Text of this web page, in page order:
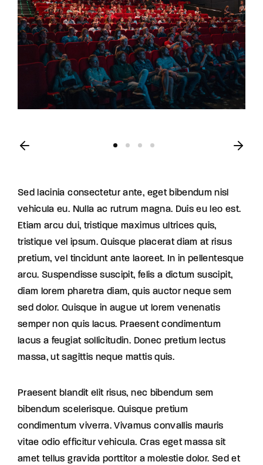
Sed lacinia consectetur ante, eget bibendum nisl
vehicula eu. Nulla ac rutrum magna. Duis eu leo est.
Etiam arcu dui, tristique maximus ultrices quis,
tristique vel ipsum. Quisque placerat diam at risus
pretium, vel tincidunt ante laoreet. In in pellentesque
arcu. Suspendisse suscipit, felis a dictum suscipit,
diam lorem pharetra diam, quis auctor neque sem
sed dolor. Quisque in augue ut lorem venenatis
semper non quis lacus. Praesent condimentum
lacus a feugiat sollicitudin. Donec pretium lectus
massa, ut sagittis neque mattis quis.
Praesent blandit elit risus, nec bibendum sem
bibendum scelerisque. Quisque pretium
condimentum viverra. Vivamus convallis mauris
vitae odio efficitur vehicula. Cras eget massa sit
amet tellus gravida porttitor a molestie dolor. Sed et